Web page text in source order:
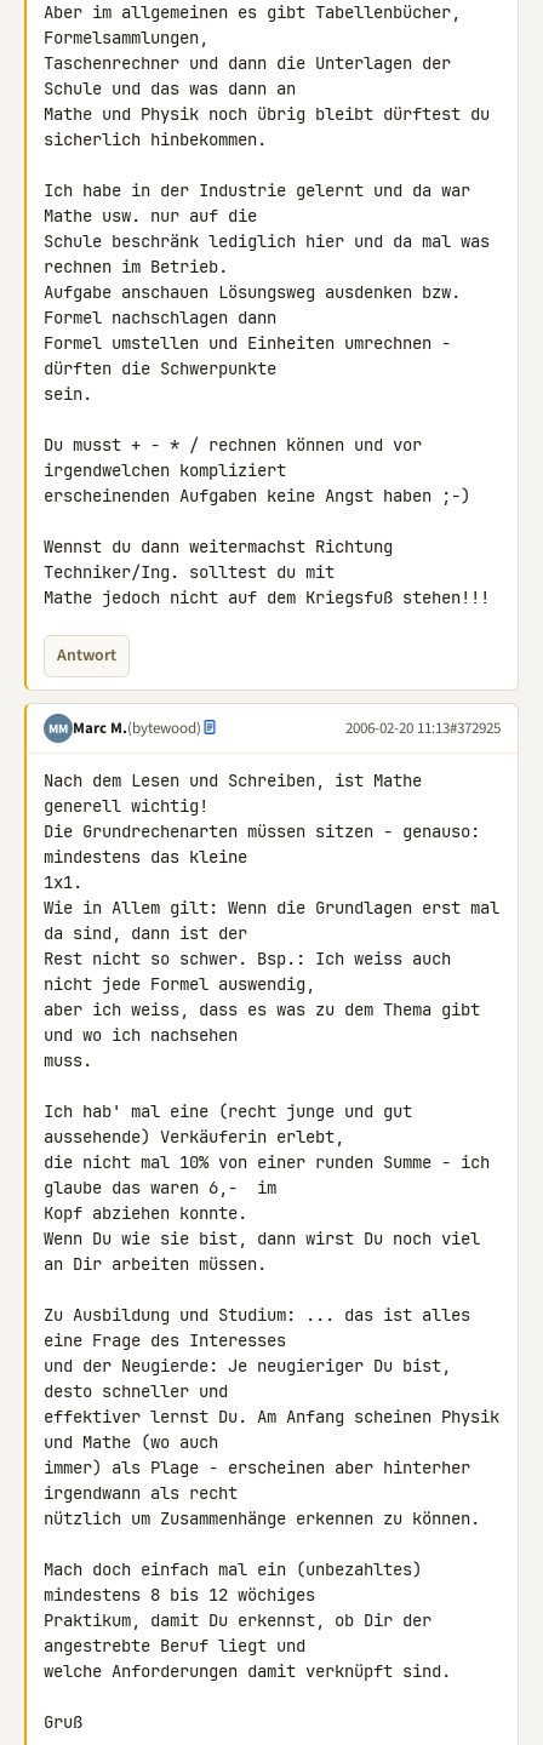
Aber im allgemeinen es gibt Tabellenbücher,
Formelsammlungen,
Taschenrechner und dann die Unterlagen der
Schule und das was dann an
Mathe und Physik noch übrig bleibt dürftest du
sicherlich hinbekommen.
Ich habe in der Industrie gelernt und da war
Mathe usw. nur auf die
Schule beschränk lediglich hier und da mal was
rechnen im Betrieb.
Aufgabe anschauen Lösungsweg ausdenken bzw.
Formel nachschlagen dann
Formel umstellen und Einheiten umrechnen -
dürften die Schwerpunkte
sein.
Du musst + - * / rechnen können und vor
irgendwelchen kompliziert
erscheinenden Aufgaben keine Angst haben ;-)
Wennst du dann weitermachst Richtung
Techniker/Ing. solltest du mit
Mathe jedoch nicht auf dem Kriegsfuß stehen!!!
Antwort
MM Marc M.(bytewood) 2006-02-20 11:13#372925
Nach dem Lesen und Schreiben, ist Mathe
generell wichtig!
Die Grundrechenarten müssen sitzen - genauso:
mindestens das kleine
1x1.
Wie in Allem gilt: Wenn die Grundlagen erst mal
da sind, dann ist der
Rest nicht so schwer. Bsp.: Ich weiss auch
nicht jede Formel auswendig,
aber ich weiss, dass es was zu dem Thema gibt
und wo ich nachsehen
muss.
Ich hab' mal eine (recht junge und gut
aussehende) Verkäuferin erlebt,
die nicht mal 10% von einer runden Summe - ich
glaube das waren 6,-  im
Kopf abziehen konnte.
Wenn Du wie sie bist, dann wirst Du noch viel
an Dir arbeiten müssen.
Zu Ausbildung und Studium: ... das ist alles
eine Frage des Interesses
und der Neugierde: Je neugieriger Du bist,
desto schneller und
effektiver lernst Du. Am Anfang scheinen Physik
und Mathe (wo auch
immer) als Plage - erscheinen aber hinterher
irgendwann als recht
nützlich um Zusammenhänge erkennen zu können.
Mach doch einfach mal ein (unbezahltes)
mindestens 8 bis 12 wöchiges
Praktikum, damit Du erkennst, ob Dir der
angestrebte Beruf liegt und
welche Anforderungen damit verknüpft sind.
Gruß